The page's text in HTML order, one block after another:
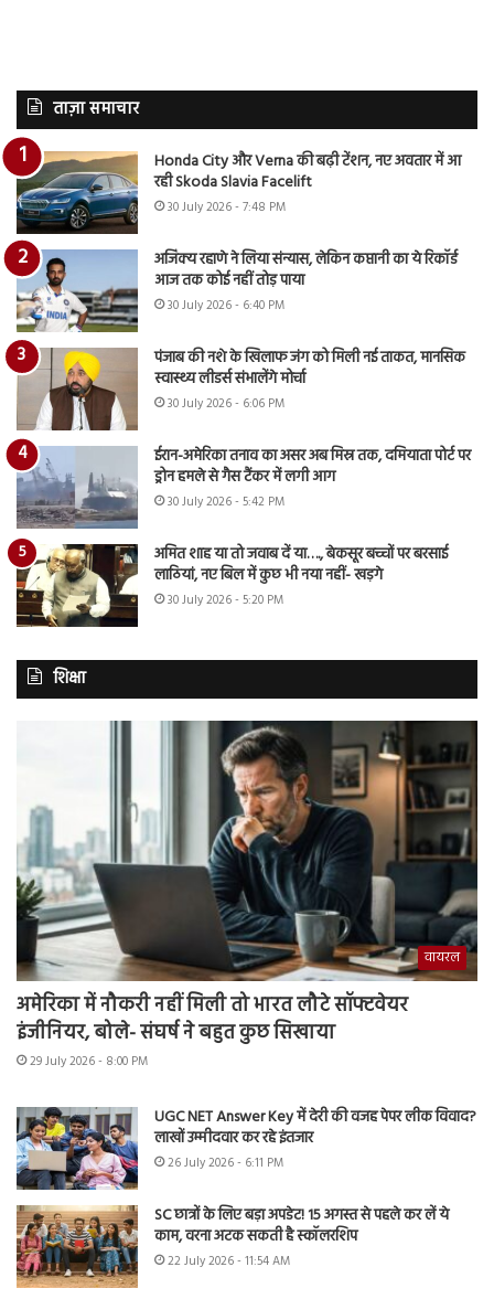
ताज़ा समाचार
Honda City और Verna की बढ़ी टेंशन, नए अवतार में आ
रही Skoda Slavia Facelift
30 July 2026 - 7:48 PM
अजिंक्य रहाणे ने लिया संन्यास, लेकिन कप्तानी का ये रिकॉर्ड
आज तक कोई नहीं तोड़ पाया
30 July 2026 - 6:40 PM
पंजाब की नशे के खिलाफ जंग को मिली नई ताकत, मानसिक
स्वास्थ्य लीडर्स संभालेंगे मोर्चा
30 July 2026 - 6:06 PM
ईरान-अमेरिका तनाव का असर अब मिस्र तक, दमियाता पोर्ट पर
ड्रोन हमले से गैस टैंकर में लगी आग
30 July 2026 - 5:42 PM
अमित शाह या तो जवाब दें या…., बेकसूर बच्चों पर बरसाई
लाठियां, नए बिल में कुछ भी नया नहीं- खड़गे
30 July 2026 - 5:20 PM
शिक्षा
वायरल
अमेरिका में नौकरी नहीं मिली तो भारत लौटे सॉफ्टवेयर
इंजीनियर, बोले- संघर्ष ने बहुत कुछ सिखाया
29 July 2026 - 8:00 PM
UGC NET Answer Key में देरी की वजह पेपर लीक विवाद?
लाखों उम्मीदवार कर रहे इंतजार
26 July 2026 - 6:11 PM
SC छात्रों के लिए बड़ा अपडेट! 15 अगस्त से पहले कर लें ये
काम, वरना अटक सकती है स्कॉलरशिप
22 July 2026 - 11:54 AM